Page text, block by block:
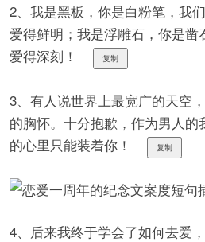
2、我是黑板，你是白粉笔，我
爱得鲜明；我是浮雕石，你是凿
爱得深刻！
复制
3、有人说世界上最宽广的天空
的胸怀。十分抱歉，作为男人
的心里只能装着你！
复制
4、后来我终于学会了如何去爱